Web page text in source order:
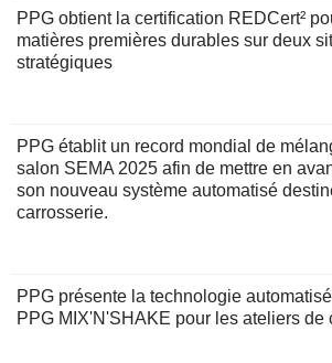
PPG obtient la certification REDCert²
matières premières durables sur deux
stratégiques
PPG établit un record mondial de
salon SEMA 2025 afin de mettre en
son nouveau système automatisé
carrosserie.
PPG présente la technologie
PPG MIX'N'SHAKE pour les ateliers de